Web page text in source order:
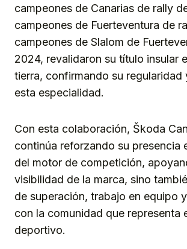
campeones de Canarias de rally
campeones de Fuerteventura de
campeones de Slalom de
2024, revalidaron su título insular
tierra, confirmando su regularidad
esta especialidad.
Con esta colaboración, Škoda
continúa reforzando su presencia
del motor de competición,
visibilidad de la marca, sino
de superación, trabajo en equipo
con la comunidad que representa
deportivo.